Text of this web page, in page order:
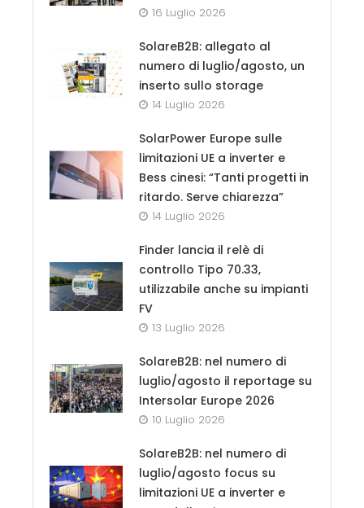
16 Luglio 2026
SolareB2B: allegato al
numero di luglio/agosto, un
inserto sullo storage
14 Luglio 2026
SolarPower Europe sulle
limitazioni UE a inverter e
Bess cinesi: “Tanti progetti in
ritardo. Serve chiarezza”
14 Luglio 2026
Finder lancia il relè di
controllo Tipo 70.33,
utilizzabile anche su impianti
FV
13 Luglio 2026
SolareB2B: nel numero di
luglio/agosto il reportage su
Intersolar Europe 2026
10 Luglio 2026
SolareB2B: nel numero di
luglio/agosto focus su
limitazioni UE a inverter e